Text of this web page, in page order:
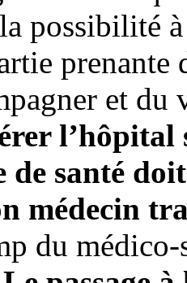
possibilité
prenante
et du
l’hôpital
de santé
médecin
du